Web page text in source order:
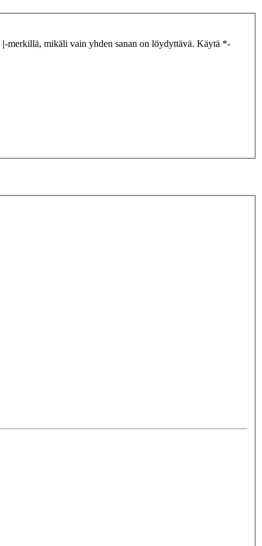
|-merkillä, mikäli vain yhden sanan on löydyttävä. Käytä *-